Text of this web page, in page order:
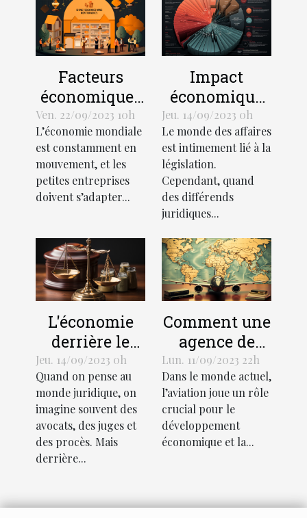
Facteurs
économiques
influant sur la
croissance
des petites
entreprises
Ven. 22/09/2023 10h
L’économie mondiale
est constamment en
mouvement, et les
petites entreprises
doivent s’adapter...
Impact
économique
des litiges
juridiques
Jeu. 14/09/2023 0h
Le monde des affaires
est intimement lié à la
législation.
Cependant, quand
des différends
juridiques...
L'économie
derrière le
support
juridique :
coûts et
avantages
Jeu. 14/09/2023 0h
Quand on pense au
monde juridique, on
imagine souvent des
avocats, des juges et
des procès. Mais
derrière...
Comment une
agence de
traduction
aéronautique
peut stimuler
l'économie
mondiale
Lun. 11/09/2023 22h
Dans le monde actuel,
l’aviation joue un rôle
crucial pour le
développement
économique et la...